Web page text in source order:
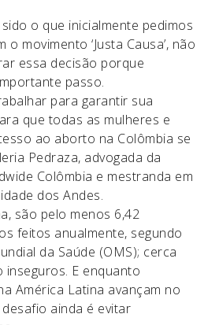
o que inicialmente pedimos
movimento ‘Justa Causa’, não
essa decisão porque
passo.
para garantir sua
que todas as mulheres e
ao aborto na Colômbia se
Pedraza, advogada da
Colômbia e mestranda em
dos Andes.
são pelo menos 6,42
feitos anualmente, segundo
da Saúde (OMS); cerca
inseguros. E enquanto
América Latina avançam no
ainda é evitar